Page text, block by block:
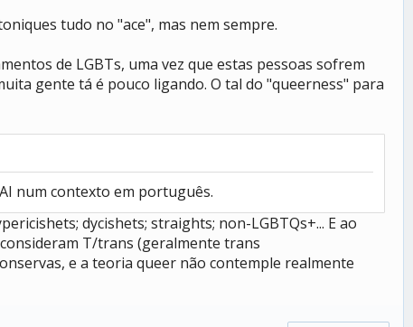
tudo no "ace", mas nem sempre.
de LGBTs, uma vez que estas pessoas sofrem
gente tá é pouco ligando. O tal do "queerness" para
num contexto em português.
dycishets; straights; non-LGBTQs+... E ao
T/trans (geralmente trans
e a teoria queer não contemple realmente